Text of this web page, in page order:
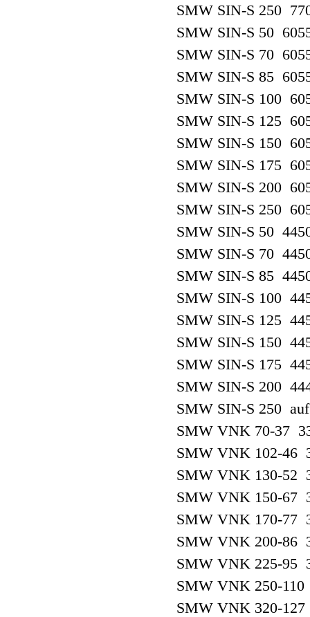
SMW SIN-S 250
SMW SIN-S 50
SMW SIN-S 70
SMW SIN-S 85
SMW SIN-S 100
SMW SIN-S 125
SMW SIN-S 150
SMW SIN-S 175
SMW SIN-S 200
SMW SIN-S 250
SMW SIN-S 50
SMW SIN-S 70
SMW SIN-S 85
SMW SIN-S 100
SMW SIN-S 125
SMW SIN-S 150
SMW SIN-S 175
SMW SIN-S 200
SMW SIN-S 250
SMW VNK 70-37
SMW VNK 102-46
SMW VNK 130-52
SMW VNK 150-67
SMW VNK 170-77
SMW VNK 200-86
SMW VNK 225-95
SMW VNK 250-110
SMW VNK 320-127